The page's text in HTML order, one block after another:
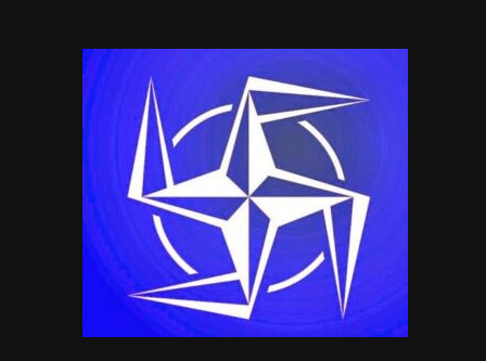
e
m
st
d
o
n
at
s
A
p
p
c
e
b
o
o
k
ai
l
p